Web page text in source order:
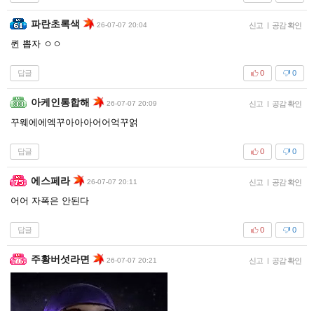
파란초록색 26-07-07 20:04 신고 | 공감 확인
퀸 뽑자 ㅇㅇ
답글 0
0
아케인통합해 26-07-07 20:09 신고 | 공감 확인
꾸웨에에엑꾸아아아어어억꾸얽
답글 0
0
에스페라 26-07-07 20:11 신고 | 공감 확인
어어 자폭은 안된다
답글 0
0
주황버섯라면 26-07-07 20:21 신고 | 공감 확인